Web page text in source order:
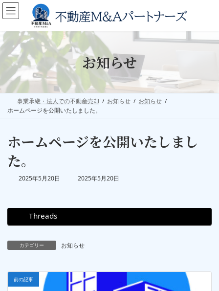
コ
ン
テ
ン
ス
ッ
ナ
ビ
ゲ
ー
ン
移
お知らせ
事業承継・法人での不動産売却 お知らせ
お知らせ
ホームページを公開いたしました。
ホームページを公開いたしまし
た。
2025年5月20日
最
時
2025年5月20日
Threads
カテゴリー お知らせ
前の記事